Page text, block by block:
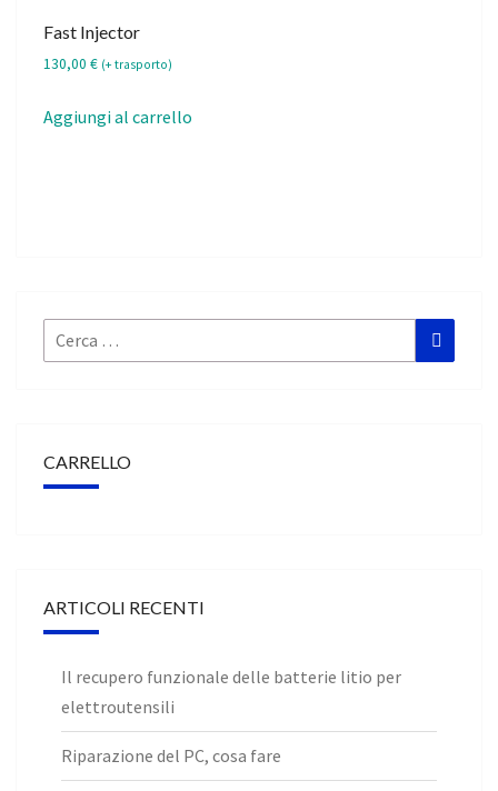
Fast Injector
130,00 € (+ trasporto)
Aggiungi al carrello
Cerca: Cerca
CARRELLO
ARTICOLI RECENTI
Il recupero funzionale delle batterie litio per
elettroutensili
Riparazione del PC, cosa fare